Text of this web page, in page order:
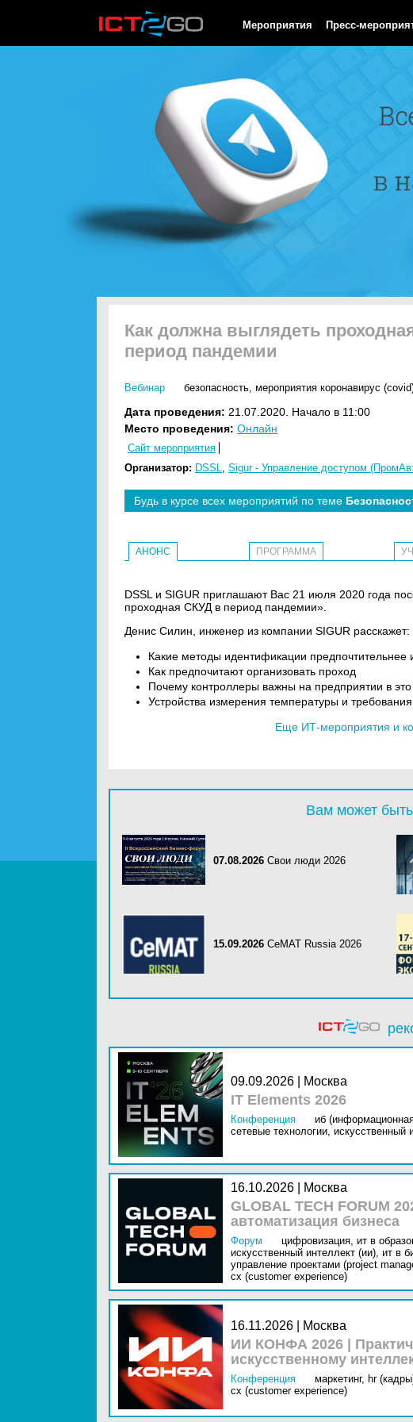
Мероприятия Пресс-
Как должна выглядеть
период пандемии
Вебинар безопасность, мероприятия коронавирус
Дата проведения: 21.07.2020. Начало в 11:00
Место проведения: Онлайн
Сайт мероприятия
Организатор: DSSL, Sigur - Управление доступом
Будь в курсе всех мероприятий по теме
АНОНС ПРОГРАММА
DSSL и SIGUR приглашают Вас 21 июля 2020 года
проходная СКУД в период пандемии».
Денис Силин, инженер из компании SIGUR расскажет:
Какие методы идентификации
Как предпочитают организовать проход
Почему контроллеры важны на предприятии в
Устройства измерения температуры и требования
Еще ИТ-мероприятия и
Вам может
07.08.2026 Свои люди 2026
15.09.2026 CeMAT Russia 2026
09.09.2026 | Москва
IT Elements 2026
Конференция иб
сетевые технологии, искусственный
16.10.2026 | Москва
GLOBAL TECH FORUM
автоматизация бизнеса
Форум цифровизация, ит в
искусственный интеллект (ии), ит в
управление проектами (project
cx (customer experience)
16.11.2026 | Москва
ИИ КОНФА 2026 |
искусственному
Конференция маркетинг, hr
cx (customer experience)